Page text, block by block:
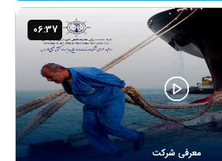
معرفی شرکت
06:37